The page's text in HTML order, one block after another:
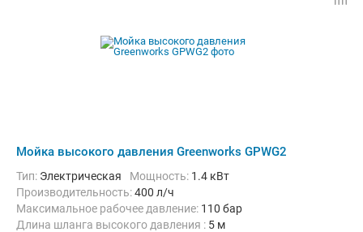
Мойка высокого давления Greenworks GPWG2
Тип: Электрическая Мощность: 1.4 кВт
Производительность:400 л/ч
Максимальное рабочее давление: 110 бар
Длина шланга высокого давления : 5 м